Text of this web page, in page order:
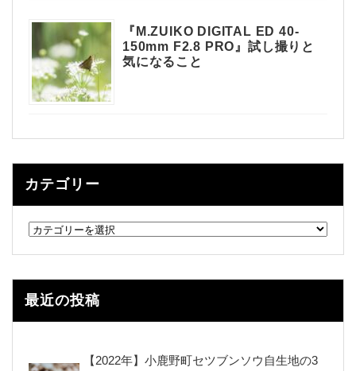
『M.ZUIKO DIGITAL ED 40-
150mm F2.8 PRO』試し撮りと
気になること
カテゴリー
カ
リ
ー
最近の投稿
【2022年】小鹿野町セツブンソウ自生地の3